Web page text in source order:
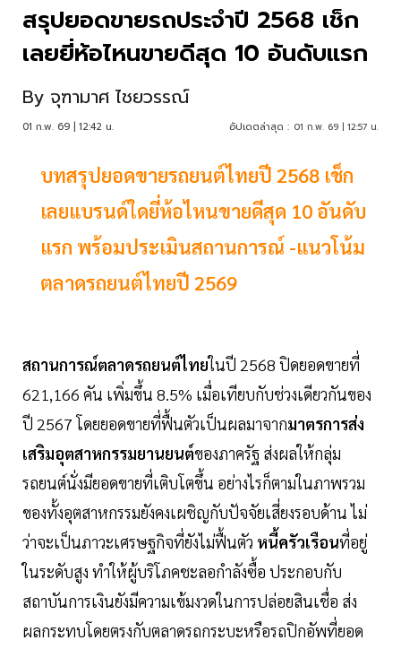
สรุปยอดขายรถประจำปี 2568 เช็ก
เลยยี่ห้อไหนขายดีสุด 10 อันดับแรก
By จุฑามาศ ไชยวรรณ์
01 ก.พ. 69 | 12:42 น. อัปเดตล่าสุด : 01 ก.พ. 69 | 12:57 น.
บทสรุปยอดขายรถยนต์ไทยปี 2568 เช็ก
เลยแบรนด์ใดยี่ห้อไหนขายดีสุด 10 อันดับ
แรก พร้อมประเมินสถานการณ์ -แนวโน้ม
ตลาดรถยนต์ไทยปี 2569
สถานการณ์ตลาดรถยนต์ไทยในปี 2568 ปิดยอดขายที่
621,166 คัน เพิ่มขึ้น 8.5% เมื่อเทียบกับช่วงเดียวกันของ
ปี 2567 โดยยอดขายที่ฟื้นตัวเป็นผลมาจากมาตรการส่ง
เสริมอุตสาหกรรมยานยนต์ของภาครัฐ ส่งผลให้กลุ่ม
รถยนต์นั่งมียอดขายที่เติบโตขึ้น อย่างไรก็ตามในภาพรวม
ของทั้งอุตสาหกรรมยังคงเผชิญกับปัจจัยเสี่ยงรอบด้าน ไม่
ว่าจะเป็นภาวะเศรษฐกิจที่ยังไม่ฟื้นตัว หนี้ครัวเรือนที่อยู่
ในระดับสูง ทำให้ผู้บริโภคชะลอกำลังซื้อ ประกอบกับ
สถาบันการเงินยังมีความเข้มงวดในการปล่อยสินเชื่อ ส่ง
ผลกระทบโดยตรงกับตลาดรถกระบะหรือรถปิกอัพที่ยอด